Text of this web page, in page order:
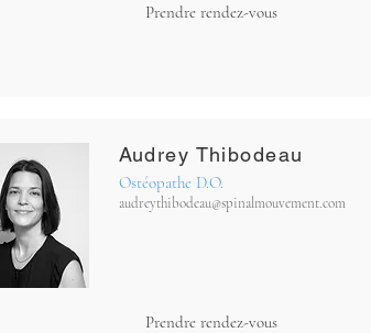
Prendre rendez-vous
Audrey Thibodeau
Ostéopathe D.O.
audreythibodeau@spinalmouvement.com
Prendre rendez-vous